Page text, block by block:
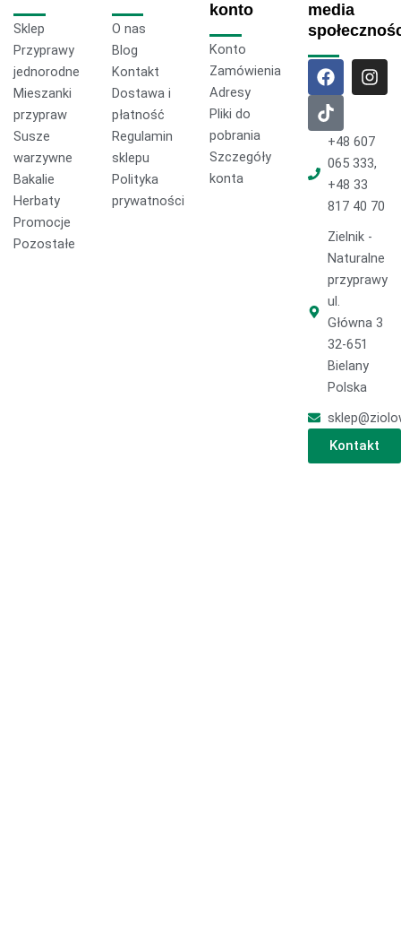
Sklep
Przyprawy
jednorodne
Mieszanki
przypraw
Susze
warzywne
Bakalie
Herbaty
Promocje
Pozostałe
O nas
Blog
Kontakt
Dostawa i
płatność
Regulamin
sklepu
Polityka
prywatności
konto
Konto
Zamówienia
Adresy
Pliki do
pobrania
Szczegóły
konta
media
F
a
c
e
b
o
o
k
I
n
a
g
r
m
T
i
k
t
o
k
+48 607
065 333,
+48 33
817 40 70
Zielnik -
Naturalne
przyprawy
ul.
Główna 3
32-651
Bielany
Polska
Kontakt